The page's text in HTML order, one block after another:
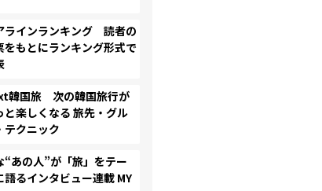
ラインランキング 読者の
をもとにランキング形式で
韓国旅 次の韓国旅行が
と楽しくなる 旅先・グル
テクニック
“あの人”が「旅」をテー
語るインタビュー連載 MY